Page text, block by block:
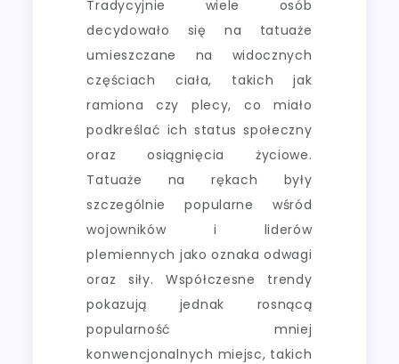
Tradycyjnie wiele osób
decydowało się na tatuaże
umieszczane na widocznych
częściach ciała, takich jak
ramiona czy plecy, co miało
podkreślać ich status społeczny
oraz osiągnięcia życiowe.
Tatuaże na rękach były
szczególnie popularne wśród
wojowników i liderów
plemiennych jako oznaka odwagi
oraz siły. Współczesne trendy
pokazują jednak rosnącą
popularność mniej
konwencjonalnych miejsc, takich